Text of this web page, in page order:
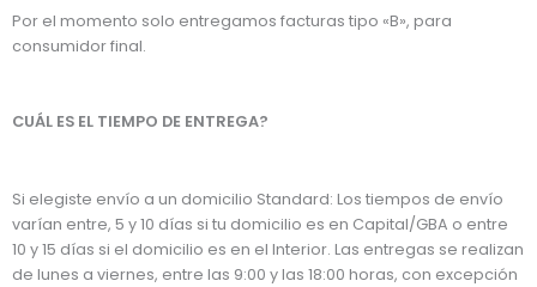
Por el momento solo entregamos facturas tipo «B», para
consumidor final.
CUÁL ES EL TIEMPO DE ENTREGA?
Si elegiste envío a un domicilio Standard: Los tiempos de envío
varían entre, 5 y 10 días si tu domicilio es en Capital/GBA o entre
10 y 15 días si el domicilio es en el Interior. Las entregas se realizan
de lunes a viernes, entre las 9:00 y las 18:00 horas, con excepción